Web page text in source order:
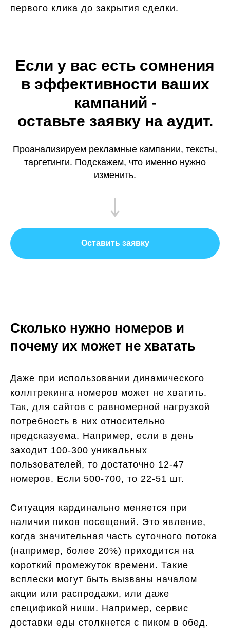
первого клика до закрытия сделки.
Если у вас есть сомнения
в эффективности ваших
кампаний -
оставьте заявку на аудит.
Проанализируем рекламные кампании, тексты,
таргетинги. Подскажем, что именно нужно
изменить.
Оставить заявку
Сколько нужно номеров и
почему их может не хватать
Даже при использовании динамического
коллтрекинга номеров может не хватить.
Так, для сайтов с равномерной нагрузкой
потребность в них относительно
предсказуема. Например, если в день
заходит 100-300 уникальных
пользователей, то достаточно 12-47
номеров. Если 500-700, то 22-51 шт.
Ситуация кардинально меняется при
наличии пиков посещений. Это явление,
когда значительная часть суточного потока
(например, более 20%) приходится на
короткий промежуток времени. Такие
всплески могут быть вызваны началом
акции или распродажи, или даже
спецификой ниши. Например, сервис
доставки еды столкнется с пиком в обед.